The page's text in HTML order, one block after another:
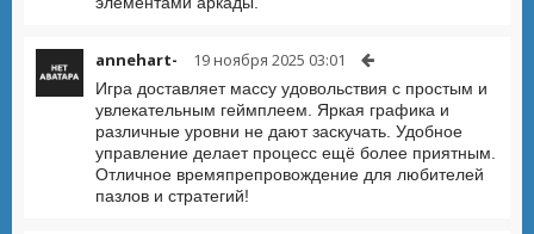
annehart- 19 ноября 2025 03:01
Игра доставляет массу удовольствия с простым и
увлекательным геймплеем. Яркая графика и
различные уровни не дают заскучать. Удобное
управление делает процесс ещё более приятным.
Отличное времяпрепровождение для любителей
пазлов и стратегий!